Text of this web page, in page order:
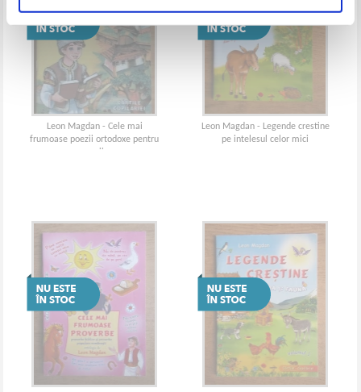
Leon Magdan - Cele mai
frumoase poezii ortodoxe pentru
copii
Leon Magdan - Legende crestine
pe intelesul celor mici